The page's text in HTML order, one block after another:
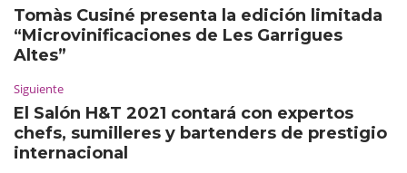
Tomàs Cusiné presenta la edición limitada
“Microvinificaciones de Les Garrigues
Altes”
Siguiente
El Salón H&T 2021 contará con expertos
chefs, sumilleres y bartenders de prestigio
internacional